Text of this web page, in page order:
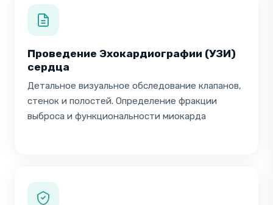
Проведение Эхокардиографии (УЗИ)
сердца
Детальное визуальное обследование клапанов,
стенок и полостей. Определение фракции
выброса и функциональности миокарда